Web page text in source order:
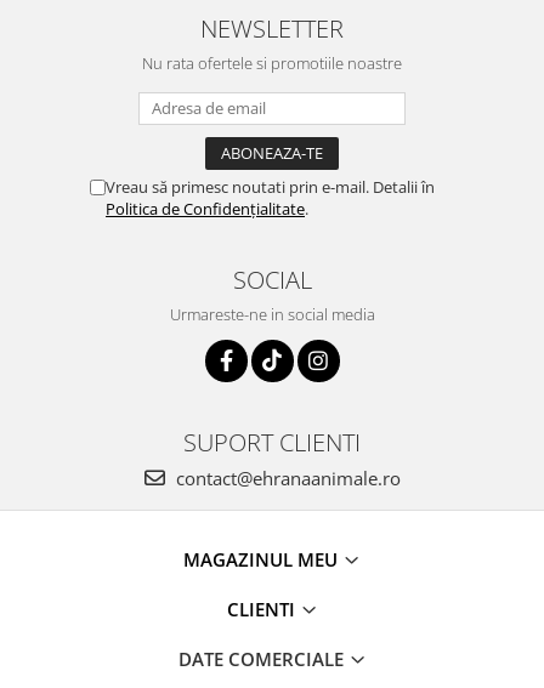
NEWSLETTER
Nu rata ofertele si promotiile noastre
Vreau să primesc noutati prin e-mail. Detalii în
Politica de Confidențialitate.
SOCIAL
Urmareste-ne in social media
SUPORT CLIENTI
contact@ehranaanimale.ro
MAGAZINUL MEU
CLIENTI
DATE COMERCIALE